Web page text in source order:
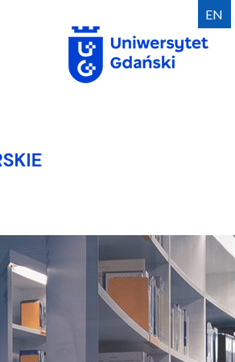
treści
EN